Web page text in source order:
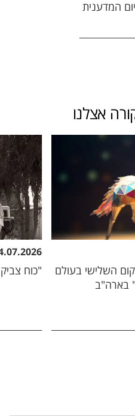
המדענית
אצלנו
השלישי בעולם
בארה"ב
"כוח